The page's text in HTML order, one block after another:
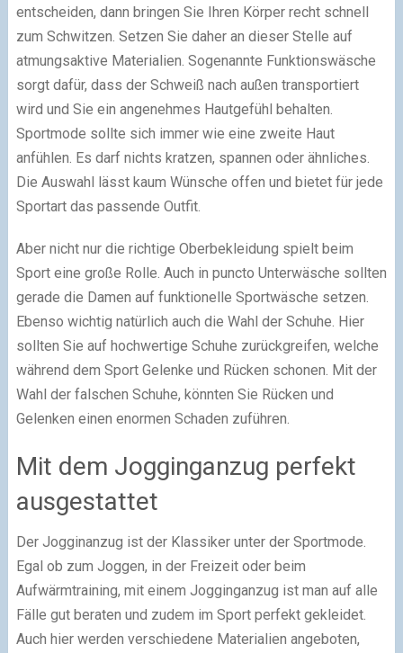
entscheiden, dann bringen Sie Ihren Körper recht schnell
zum Schwitzen. Setzen Sie daher an dieser Stelle auf
atmungsaktive Materialien. Sogenannte Funktionswäsche
sorgt dafür, dass der Schweiß nach außen transportiert
wird und Sie ein angenehmes Hautgefühl behalten.
Sportmode sollte sich immer wie eine zweite Haut
anfühlen. Es darf nichts kratzen, spannen oder ähnliches.
Die Auswahl lässt kaum Wünsche offen und bietet für jede
Sportart das passende Outfit.
Aber nicht nur die richtige Oberbekleidung spielt beim
Sport eine große Rolle. Auch in puncto Unterwäsche sollten
gerade die Damen auf funktionelle Sportwäsche setzen.
Ebenso wichtig natürlich auch die Wahl der Schuhe. Hier
sollten Sie auf hochwertige Schuhe zurückgreifen, welche
während dem Sport Gelenke und Rücken schonen. Mit der
Wahl der falschen Schuhe, könnten Sie Rücken und
Gelenken einen enormen Schaden zuführen.
Mit dem Jogginganzug perfekt
ausgestattet
Der Jogginanzug ist der Klassiker unter der Sportmode.
Egal ob zum Joggen, in der Freizeit oder beim
Aufwärmtraining, mit einem Jogginganzug ist man auf alle
Fälle gut beraten und zudem im Sport perfekt gekleidet.
Auch hier werden verschiedene Materialien angeboten,